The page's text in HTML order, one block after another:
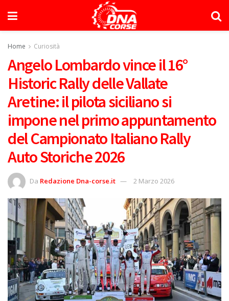
Home Curiosità
Angelo Lombardo vince il 16°
Historic Rally delle Vallate
Aretine: il pilota siciliano si
impone nel primo appuntamento
del Campionato Italiano Rally
Auto Storiche 2026
Da Redazione Dna-corse.it 2 Marzo 2026